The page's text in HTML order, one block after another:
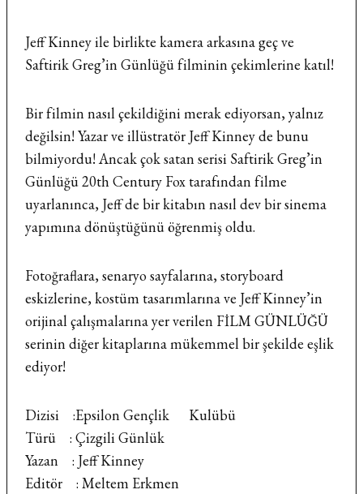
Jeff Kinney ile birlikte kamera arkasına geç ve
Saftirik Greg’in Günlüğü filminin çekimlerine katıl!
Bir filmin nasıl çekildiğini merak ediyorsan, yalnız
değilsin! Yazar ve illüstratör Jeff Kinney de bunu
bilmiyordu! Ancak çok satan serisi Saftirik Greg’in
Günlüğü 20th Century Fox tarafından filme
uyarlanınca, Jeff de bir kitabın nasıl dev bir sinema
yapımına dönüştüğünü öğrenmiş oldu.
Fotoğraflara, senaryo sayfalarına, storyboard
eskizlerine, kostüm tasarımlarına ve Jeff Kinney’in
orijinal çalışmalarına yer verilen FİLM GÜNLÜĞÜ
serinin diğer kitaplarına mükemmel bir şekilde eşlik
ediyor!
Dizisi :Epsilon Gençlik Kulübü
Türü : Çizgili Günlük
Yazan : Jeff Kinney
Editör : Meltem Erkmen